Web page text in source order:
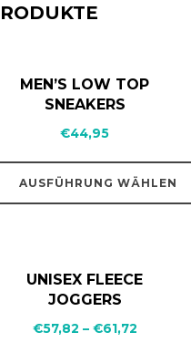
MEN’S LOW TOP
SNEAKERS
€44,95
AUSFÜHRUNG WÄHLEN
UNISEX FLEECE
JOGGERS
€57,82 – €61,72